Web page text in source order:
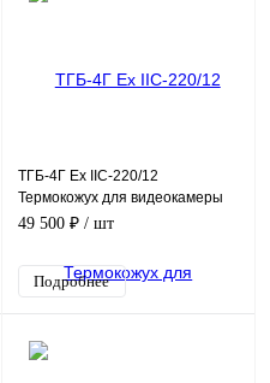
ТГБ-4Г Ex IIC-220/12
Термокожух для видеокамеры
взрывозащищенный
49 500 ₽ / шт
Подробнее